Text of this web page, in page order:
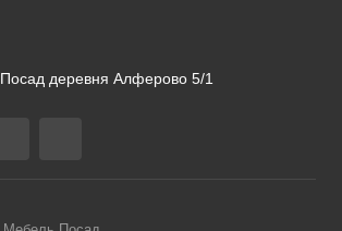
деревня Алферово 5/1